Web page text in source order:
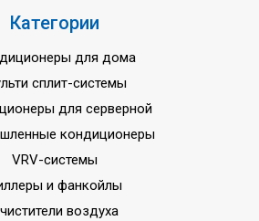
Категории
для дома
сплит-системы
для серверной
кондиционеры
VRV-системы
и фанкойлы
воздуха